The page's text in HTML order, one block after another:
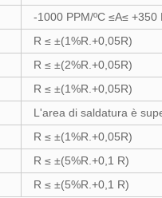
-1000 PPM/ºC ≤A≤ +350
R ≤ ±(1%R.+0,05R)
R ≤ ±(2%R.+0,05R)
R ≤ ±(1%R.+0,05R)
L'area di saldatura è
R ≤ ±(1%R.+0,05R)
R ≤ ±(5%R.+0,1 R)
R ≤ ±(5%R.+0,1 R)